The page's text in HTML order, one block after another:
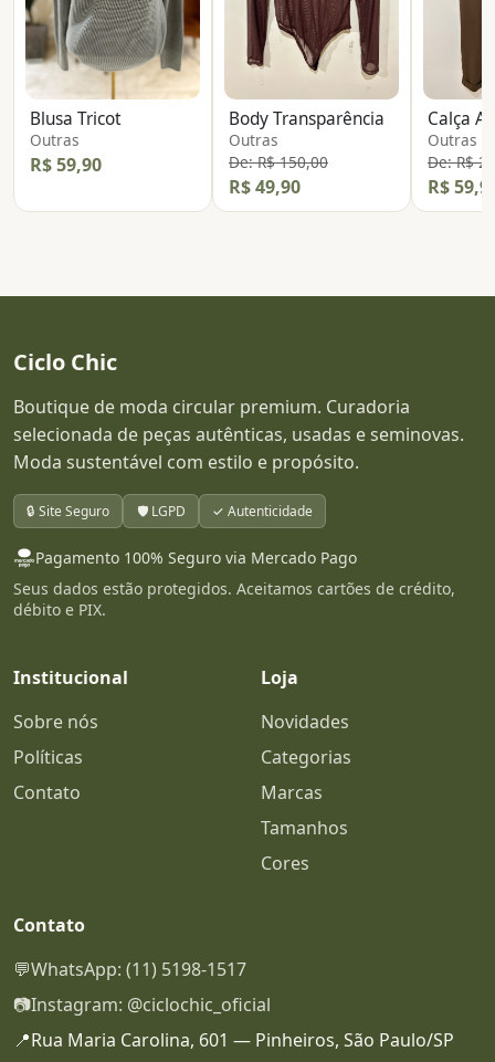
Blusa Tricot
Outras
R$ 59,90
Body Transparência
Outras
De: R$ 150,00
R$ 49,90
Calça
Outras
De: R$
R$
Ciclo Chic
Boutique de moda circular premium. Curadoria
selecionada de peças autênticas, usadas e seminovas.
Moda sustentável com estilo e propósito.
🔒 Site Seguro 🛡️ LGPD ✓ Autenticidade
Pagamento 100% Seguro via Mercado Pago
Seus dados estão protegidos. Aceitamos cartões de crédito,
débito e PIX.
Institucional
Sobre nós
Políticas
Contato
Loja
Novidades
Categorias
Marcas
Tamanhos
Cores
Contato
💬WhatsApp: (11) 5198-1517
📷Instagram: @ciclochic_oficial
📍Rua Maria Carolina, 601 — Pinheiros, São Paulo/SP